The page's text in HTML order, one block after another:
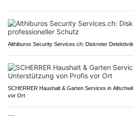
Althiburos Security Services.ch: Diskreter
SCHERRER Haushalt & Garten Services in
vor Ort